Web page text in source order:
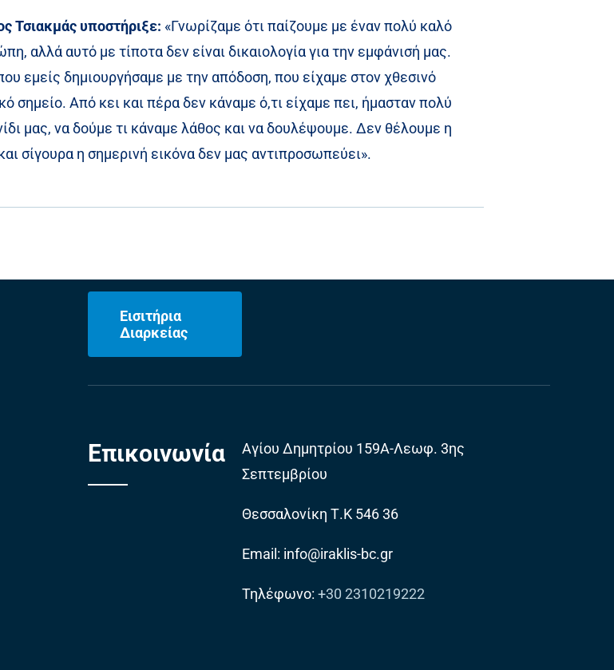
Τσιακμάς υποστήριξε: «Γνωρίζαμε ότι παίζουμε με έναν πολύ καλό
αλλά αυτό με τίποτα δεν είναι δικαιολογία για την εμφάνισή μας.
εμείς δημιουργήσαμε με την απόδοση, που είχαμε στον χθεσινό
σημείο. Από κει και πέρα δεν κάναμε ό,τι είχαμε πει, ήμασταν πολύ
μας, να δούμε τι κάναμε λάθος και να δουλέψουμε. Δεν θέλουμε η
σίγουρα η σημερινή εικόνα δεν μας αντιπροσωπεύει».
Εισιτήρια
Διαρκείας
Επικοινωνία
Αγίου Δημητρίου 159Α-Λεωφ. 3ης
Σεπτεμβρίου
Θεσσαλονίκη Τ.Κ 546 36
Email: info@iraklis-bc.gr
Τηλέφωνο: +30 2310219222